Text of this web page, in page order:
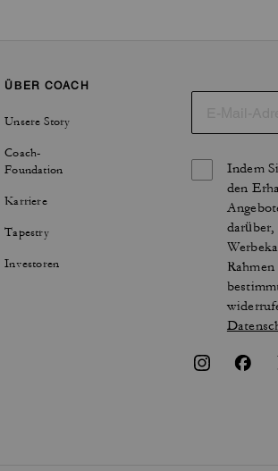
ÜBER COACH
Unsere Story
Coach-
Foundation
Karriere
Tapestry
Investoren
Indem
den